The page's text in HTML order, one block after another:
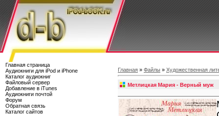
Главная страница
Аудиокниги для iPod и iPhone
Каталог аудиокниг
Файловый сервер
Добавление в iTunes
Аудиокниги почтой
Форум
Обратная связь
Каталог сайтов
Главная » Файлы » Художественная
Метлицкая Мария - Верный муж